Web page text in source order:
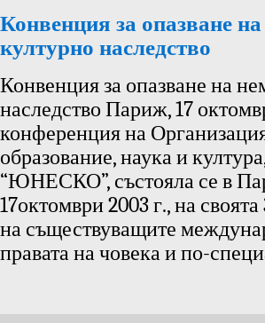
Конвенция за опазване
културно наследство
Конвенция за опазване на
наследство Париж, 17
конференция на
образование, наука и
“ЮНЕСКО”, състояла се в
17октомври 2003 г., на
на съществуващите
правата на човека и по-